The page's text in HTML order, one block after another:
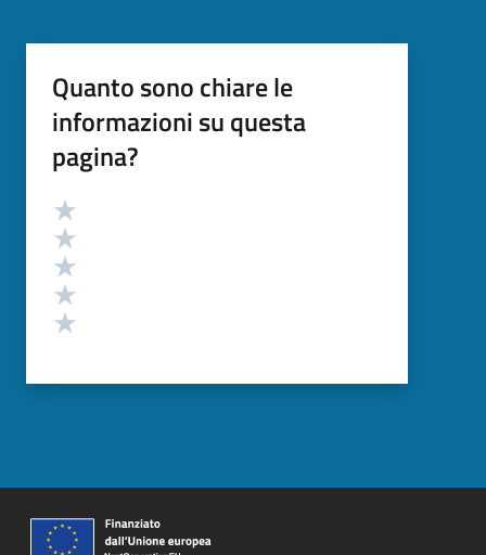
Quanto sono chiare le
informazioni su questa
pagina?
Valutazione